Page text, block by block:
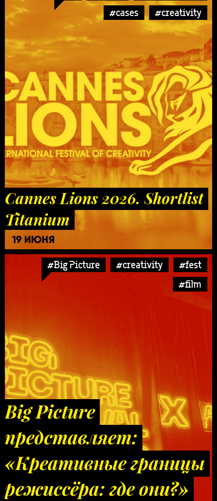
#cases
#creativity
Cannes Lions 2026. Shortlist
Titanium
19 ИЮНЯ
#Big Picture #creativity
#fest
#film
Big Picture
представляет:
«Креативные границы
режиссёра: где они?»